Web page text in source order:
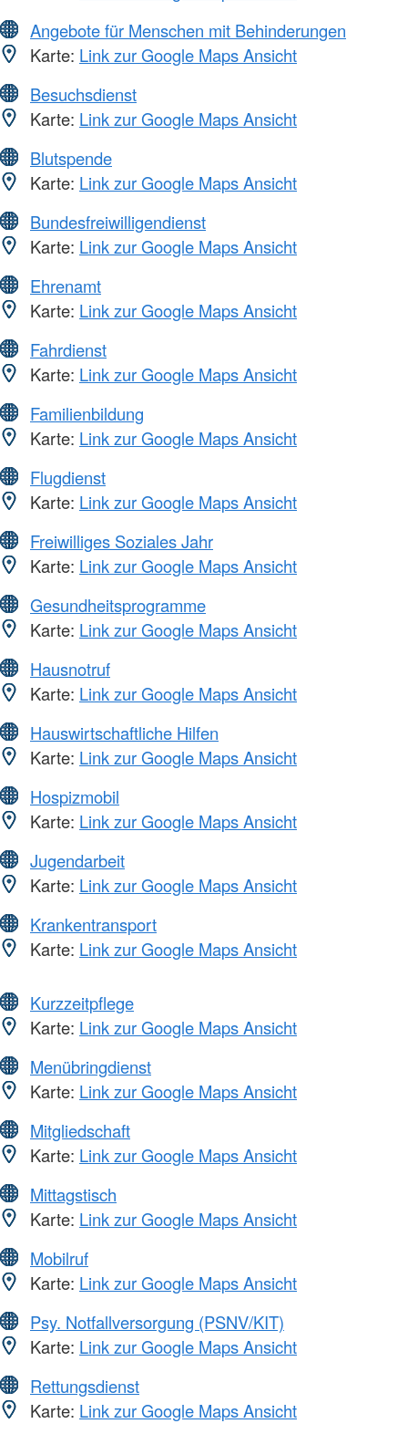
Angebote für Menschen mit Behinderungen
Karte: Link zur Google Maps Ansicht
Besuchsdienst
Karte: Link zur Google Maps Ansicht
Blutspende
Karte: Link zur Google Maps Ansicht
Bundesfreiwilligendienst
Karte: Link zur Google Maps Ansicht
Ehrenamt
Karte: Link zur Google Maps Ansicht
Fahrdienst
Karte: Link zur Google Maps Ansicht
Familienbildung
Karte: Link zur Google Maps Ansicht
Flugdienst
Karte: Link zur Google Maps Ansicht
Freiwilliges Soziales Jahr
Karte: Link zur Google Maps Ansicht
Gesundheitsprogramme
Karte: Link zur Google Maps Ansicht
Hausnotruf
Karte: Link zur Google Maps Ansicht
Hauswirtschaftliche Hilfen
Karte: Link zur Google Maps Ansicht
Hospizmobil
Karte: Link zur Google Maps Ansicht
Jugendarbeit
Karte: Link zur Google Maps Ansicht
Krankentransport
Karte: Link zur Google Maps Ansicht
Kurzzeitpflege
Karte: Link zur Google Maps Ansicht
Menübringdienst
Karte: Link zur Google Maps Ansicht
Mitgliedschaft
Karte: Link zur Google Maps Ansicht
Mittagstisch
Karte: Link zur Google Maps Ansicht
Mobilruf
Karte: Link zur Google Maps Ansicht
Psy. Notfallversorgung (PSNV/KIT)
Karte: Link zur Google Maps Ansicht
Rettungsdienst
Karte: Link zur Google Maps Ansicht